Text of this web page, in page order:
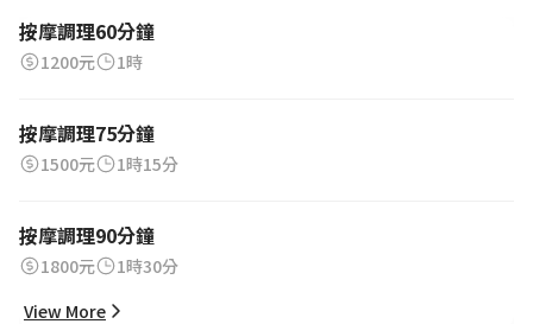
按摩調理60分鐘
1200元 1時
按摩調理75分鐘
1500元 1時15分
按摩調理90分鐘
1800元
1時30分
View More